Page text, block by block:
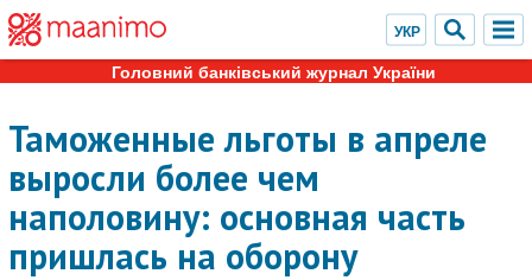
Головний банківський журнал України
Таможенные льготы в апреле
выросли более чем
наполовину: основная часть
пришлась на оборону